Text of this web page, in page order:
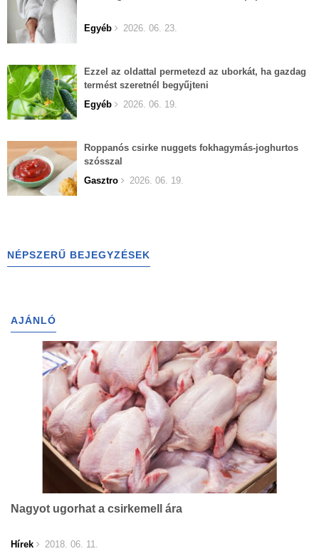
Egyéb 2026. 06. 23.
Ezzel az oldattal permetezd az uborkát, ha gazdag
termést szeretnél begyűjteni
Egyéb
2026. 06. 19.
Roppanós csirke nuggets fokhagymás-joghurtos
szósszal
Gasztro
2026. 06. 19.
NÉPSZERŰ BEJEGYZÉSEK
AJÁNLÓ
Nagyot ugorhat a csirkemell ára
Hírek 2018. 06. 11.